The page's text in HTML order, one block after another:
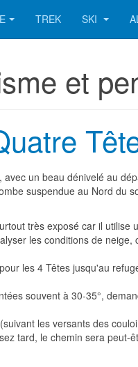
TREK SKI
et
un beau dénivelé au
suspendue au Nord du
très exposé car il
les conditions de
les 4 Têtes jusqu'au
souvent à 30-35°,
les versants des
tard, le chemin sera